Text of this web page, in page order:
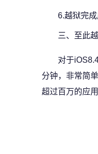
6.越狱完
三、至此
对于
分钟，非常简
超过百万的应